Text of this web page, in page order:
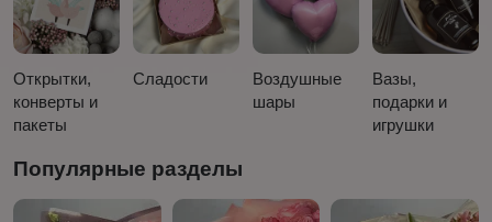
Открытки,
конверты и
пакеты
Сладости
Воздушные
шары
Вазы,
подарки и
игрушки
Популярные разделы